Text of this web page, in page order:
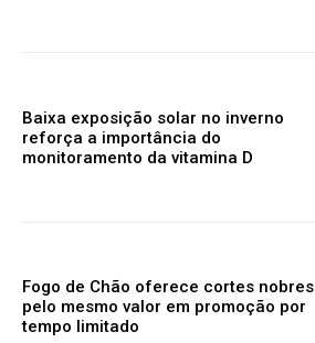
Baixa exposição solar no inverno
reforça a importância do
monitoramento da vitamina D
Fogo de Chão oferece cortes nobres
pelo mesmo valor em promoção por
tempo limitado